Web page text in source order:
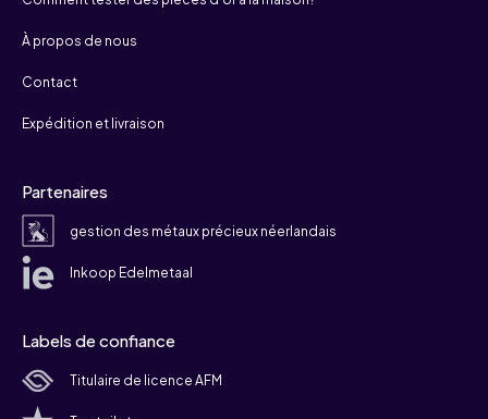
À propos de nous
Contact
Expédition et livraison
Partenaires
gestion des métaux précieux néerlandais
Inkoop Edelmetaal
Labels de confiance
Titulaire de licence AFM